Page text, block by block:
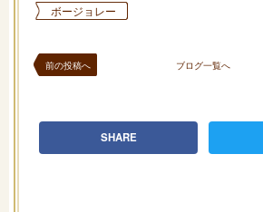
ボージョレー
前の投稿へ ブログ一覧へ
SHARE